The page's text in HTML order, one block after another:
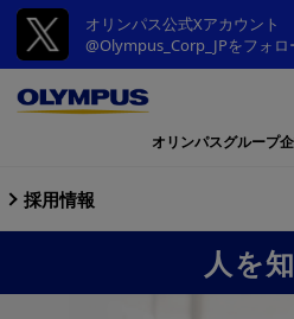
オリンパス公式Xアカウント
@Olympus_Corp_JPをフォロ
オリンパスグループ
採用情報
人を